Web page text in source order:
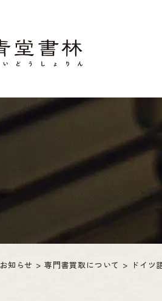
お知らせ 専門書買取について ドイツ